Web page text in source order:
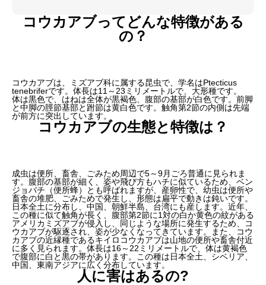
コウカアブってどんな特徴がある
の？
コウカアブは、ミズアブ科に属する昆虫で、学名はPtecticus
tenebriferです。体長は11～23ミリメートルで、大形種です。
体は黒色で、はねは全体が黒褐色、腹部の基部が白色です。前脚
と中脚の脛節基部と跗節は黄白色です。触角第2節の内側は先端
が前方に突出しています。
コウカアブの生態と特徴は？
成虫は便所、畜舎、ごみため周辺で5～9月ごろ普通に見られま
す。腹部の基部が細く、姿や飛び方もハチに似ているため、ベン
ジョバチ（便所蜂）とも呼ばれますが、産卵性で、幼虫は便所や
畜舎の堆肥、ごみためで発生し、形態は扁平で動きは鈍いです。
日本全土に分布し、中国、朝鮮半島、台湾にも産します。近年、
この種に似て触角が長く、腹部第2節に1対の白か黄色の紋がある
アメリカミズアブが侵入し、同じような場所に発生するため、コ
ウカアブが駆逐され、姿が少なくなってきています。また、コウ
カアブの近縁種であるキイロコウカアブは山地の便所や畜舎付近
に多く見られます。体長は16～22ミリメートルで、体は黄褐色
で腹部に白と黒の帯があります。この種は日本全土、シベリア、
中国、東南アジアに広く分布しています。
人に害はあるの?